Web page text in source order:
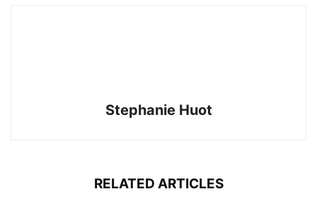
Stephanie Huot
RELATED ARTICLES